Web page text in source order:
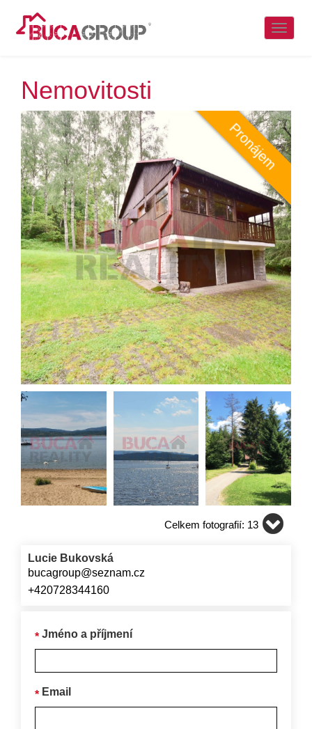
Nemovitosti
Pronájem
Celkem fotografií: 13
Lucie Bukovská
bucagroup@seznam.cz
+420728344160
Jméno a příjmení
Email